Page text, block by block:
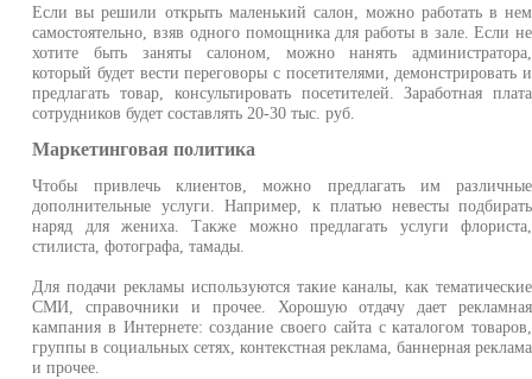
Если вы решили открыть маленький салон, можно работать в нем
самостоятельно, взяв одного помощника для работы в зале. Если не
хотите быть заняты салоном, можно нанять администратора,
который будет вести переговоры с посетителями, демонстрировать и
предлагать товар, консультировать посетителей. Заработная плата
сотрудников будет составлять 20-30 тыс. руб.
Маркетинговая политика
Чтобы привлечь клиентов, можно предлагать им различные
дополнительные услуги. Например, к платью невесты подбирать
наряд для жениха. Также можно предлагать услуги флориста,
стилиста, фотографа, тамады.
Для подачи рекламы используются такие каналы, как тематические
СМИ, справочники и прочее. Хорошую отдачу дает рекламная
кампания в Интернете: создание своего сайта с каталогом товаров,
группы в социальных сетях, контекстная реклама, баннерная реклама
и прочее.